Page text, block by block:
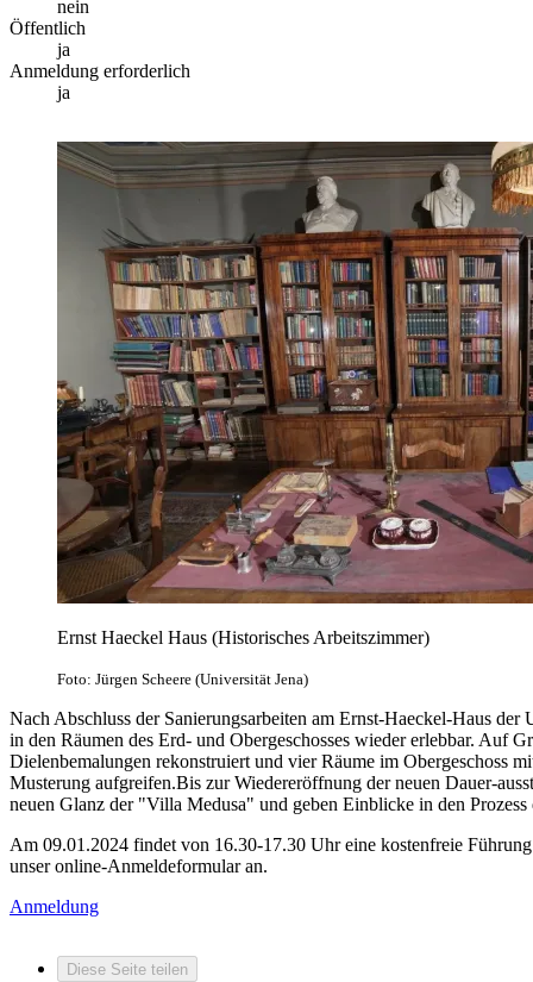
nein
Öffentlich
ja
Anmeldung erforderlich
ja
Ernst Haeckel Haus (Historisches Arbeitszimmer)
Foto: Jürgen Scheere (Universität Jena)
Nach Abschluss der Sanierungsarbeiten am Ernst-Haeckel-Haus
in den Räumen des Erd- und Obergeschosses wieder erlebbar. Auf
Dielenbemalungen rekonstruiert und vier Räume im Obergeschoss
Musterung aufgreifen.Bis zur Wiedereröffnung der neuen Dauer-
neuen Glanz der "Villa Medusa" und geben Einblicke in den Prozess
Am 09.01.2024 findet von 16.30-17.30 Uhr eine kostenfreie
unser online-Anmeldeformular an.
Anmeldung
Diese Seite teilen